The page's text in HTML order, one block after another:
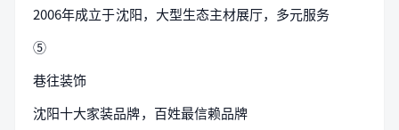
2006年成立于沈阳，大型生态主材展厅，多元服务
⑤
巷往装饰
沈阳十大家装品牌，百姓最信赖品牌